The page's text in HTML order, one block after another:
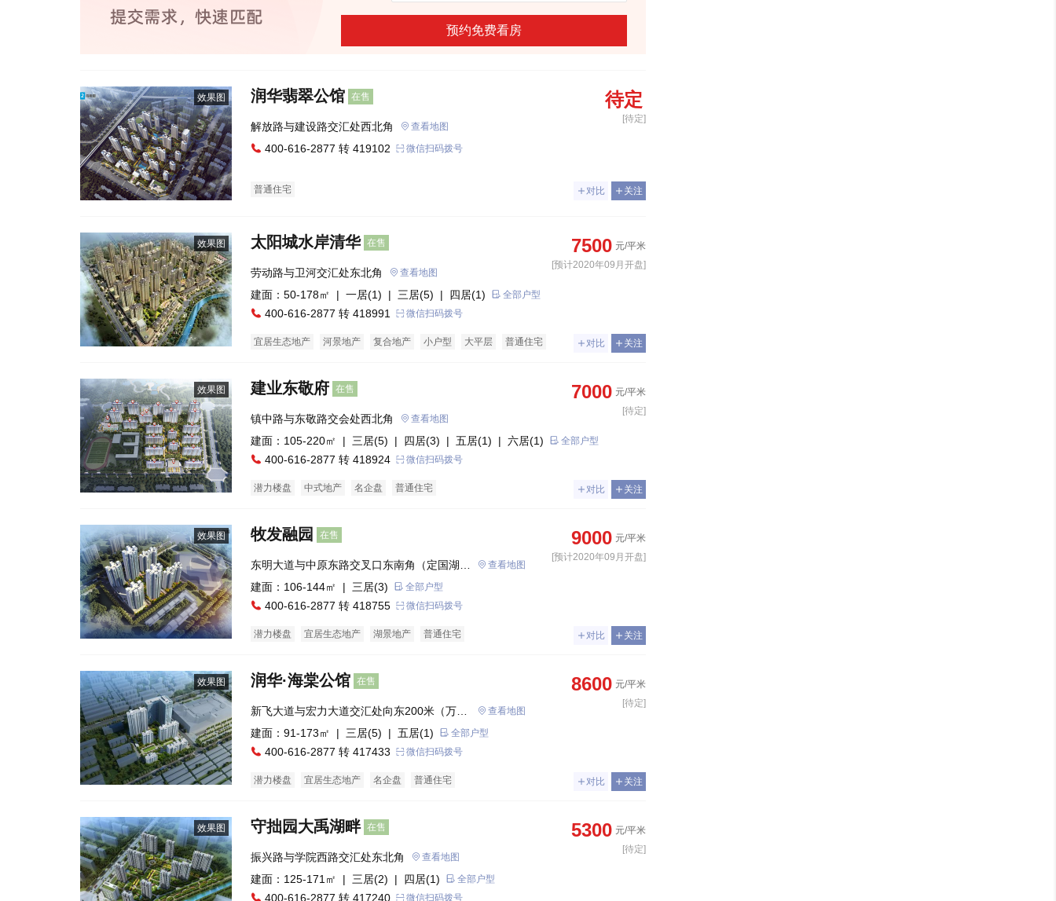
预约免费看房
效果图 润华翡翠公馆 在售 待定
[待定]
解放路与建设路交汇处西北角 查看地图
400-616-2877 转 419102 微信扫码拨号
普通住宅 对比 关注
效果图 太阳城水岸清华 在售 7500 元/平米
[预计2020年09月开盘]
劳动路与卫河交汇处东北角 查看地图
建面：50-178㎡ | 一居(1) | 三居(5) | 四居(1) 全部户型
400-616-2877 转 418991 微信扫码拨号
宜居生态地产 河景地产 复合地产 小户型 大平层
普通住宅
对比 关注
效果图 建业东敬府 在售 7000 元/平米
[待定]
镇中路与东敬路交会处西北角 查看地图
建面：105-220㎡ | 三居(5) | 四居(3) | 五居(1) | 六居(1) 全部户型
400-616-2877 转 418924 微信扫码拨号
潜力楼盘 中式地产 名企盘 普通住宅 对比 关注
效果图 牧发融园 在售 9000 元/平米
[预计2020年09月开盘]
东明大道与中原东路交叉口东南角（定国湖西
口）
查看地图
建面：106-144㎡ | 三居(3) 全部户型
400-616-2877 转 418755 微信扫码拨号
潜力楼盘 宜居生态地产 湖景地产 普通住宅 对比 关注
效果图 润华·海棠公馆 在售 8600 元/平米
[待定]
新飞大道与宏力大道交汇处向东200米（万达
西邻）
查看地图
建面：91-173㎡ | 三居(5) | 五居(1) 全部户型
400-616-2877 转 417433 微信扫码拨号
潜力楼盘 宜居生态地产 名企盘 普通住宅 对比 关注
效果图 守拙园大禹湖畔 在售 5300 元/平米
[待定]
振兴路与学院西路交汇处东北角 查看地图
建面：125-171㎡ | 三居(2) | 四居(1) 全部户型
400-616-2877 转 417240 微信扫码拨号